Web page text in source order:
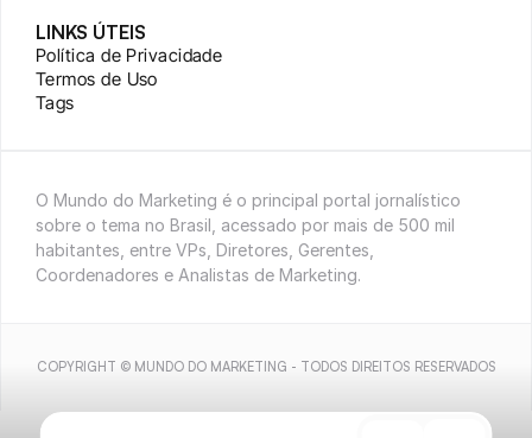
LINKS ÚTEIS
Política de Privacidade
Termos de Uso
Tags
O Mundo do Marketing é o principal portal jornalístico
sobre o tema no Brasil, acessado por mais de 500 mil
habitantes, entre VPs, Diretores, Gerentes,
Coordenadores e Analistas de Marketing.
COPYRIGHT © MUNDO DO MARKETING - TODOS DIREITOS RESERVADOS